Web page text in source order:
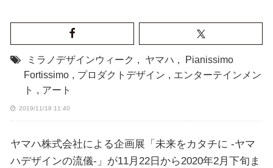
ミラノデザインウィーク , ヤマハ ,
Pianissimo
Fortissimo , プロダクトデザイン , エンターテインメン
ト , アート
2019/11/18 11:40
ヤマハ株式会社による企画展「未来をカタチに -ヤマ
ハデザインの流儀-」が11月22日から2020年2月下旬ま